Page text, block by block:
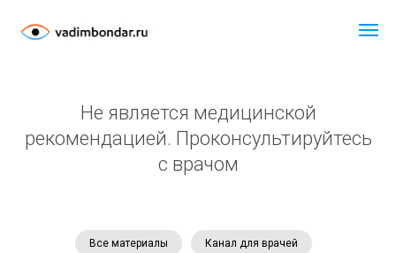
Не является медицинской
рекомендацией. Проконсультируйтесь
с врачом
Все материалы Канал для врачей